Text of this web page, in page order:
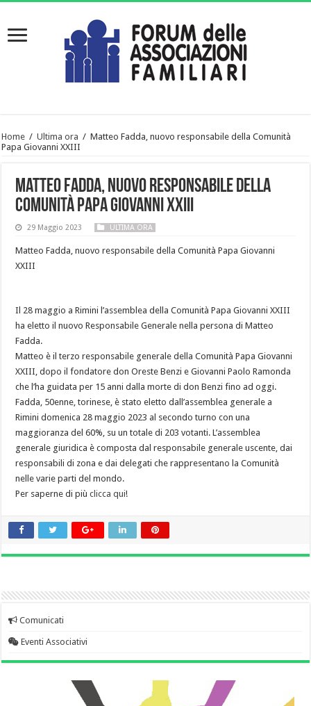
Home / Ultima ora / Matteo Fadda, nuovo responsabile della Comunità
Papa Giovanni XXIII
Matteo Fadda, nuovo responsabile della
Comunità Papa Giovanni XXIII
29 Maggio 2023 ULTIMA ORA
Matteo Fadda, nuovo responsabile della Comunità Papa Giovanni
XXIII
Il 28 maggio a Rimini l’assemblea della Comunità Papa Giovanni XXIII
ha eletto il nuovo Responsabile Generale nella persona di Matteo
Fadda.
Matteo è il terzo responsabile generale della Comunità Papa Giovanni
XXIII, dopo il fondatore don Oreste Benzi e Giovanni Paolo Ramonda
che l’ha guidata per 15 anni dalla morte di don Benzi fino ad oggi.
Fadda, 50enne, torinese, è stato eletto dall’assemblea generale a
Rimini domenica 28 maggio 2023 al secondo turno con una
maggioranza del 60%, su un totale di 203 votanti. L’assemblea
generale giuridica è composta dal responsabile generale uscente, dai
responsabili di zona e dai delegati che rappresentano la Comunità
nelle varie parti del mondo.
Per saperne di piùclicca qui!
Comunicati
Eventi Associativi